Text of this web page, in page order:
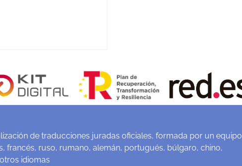
de traducciones juradas oficiales, formada por un equipo
francés, ruso, rumano, alemán, portugués, búlgaro, chino,
idiomas